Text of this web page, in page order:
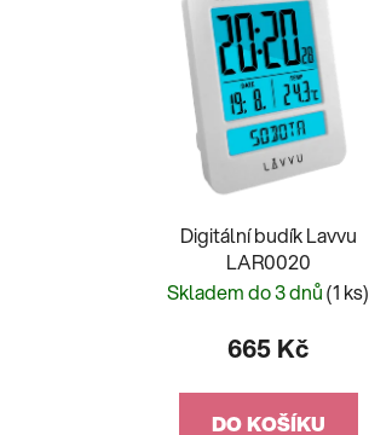
Digitální budík Lavvu
LAR0020
Skladem do 3 dnů(1 ks)
665 Kč
DO KOŠÍKU